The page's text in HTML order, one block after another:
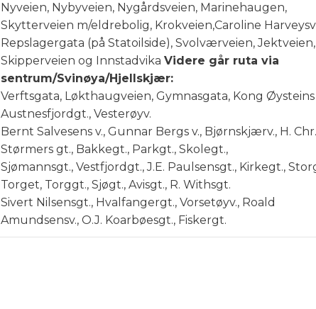
Nyveien, Nybyveien, Nygårdsveien, Marinehaugen,
Skytterveien m/eldrebolig, Krokveien,Caroline
Repslagergata (på Statoilside), Svolværveien, Jektveien,
Skipperveien og Innstadvika Videre går ruta via
sentrum/Svinøya/Hjellskjær:
Verftsgata, Løkthaugveien, Gymnasgata, Kong Øysteins
Austnesfjordgt., Vesterøyv.
Bernt Salvesens v., Gunnar Bergs v., Bjørnskjærv., H. Chr.
Størmers gt., Bakkegt., Parkgt., Skolegt.,
Sjømannsgt., Vestfjordgt., J.E. Paulsensgt., Kirkegt.,
Torget, Torggt., Sjøgt., Avisgt., R. Withsgt.
Sivert Nilsensgt., Hvalfangergt., Vorsetøyv., Roald
Amundsensv., O.J. Koarbøesgt., Fiskergt.